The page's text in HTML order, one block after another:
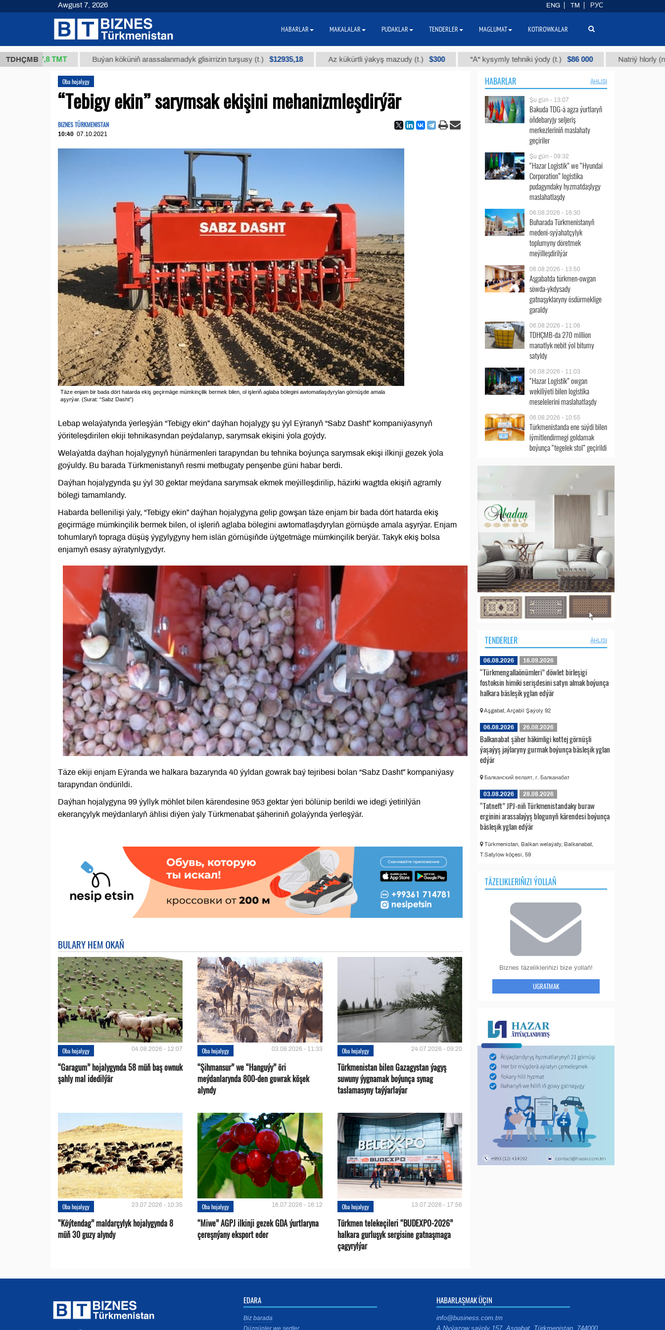
TDHÇMB
37,8 ТМТ Buýan köküniň arassalanmadyk glisirrizin turşusy (t.) $12935,18 Az kükürtli ýakyş mazudy (t.) $300 "А" kysymly tehniki ýody (t.) $86 000 Natriý hlorly (nahar
Oba hojalygy
“Tebigy ekin” sarymsak ekişini mehanizmleşdirýär
BIZNES TÜRKMENISTAN
10:40 07.10.2021
Täze enjam bir bada dört hatarda ekiş geçirmäge mümkinçilik bermek bilen, ol işleriň aglaba bölegini awtomatlaşdyrylan görnüşde amala
aşyrýar. (Surat: “Sabz Dasht”)
Lebap welaýatynda ýerleşýän “Tebigy ekin” daýhan hojalygy şu ýyl Eýranyň “Sabz Dasht” kompaniýasynyň
ýöriteleşdirilen ekiji tehnikasyndan peýdalanyp, sarymsak ekişini ýola goýdy.
Welaýatda daýhan hojalygynyň hünärmenleri tarapyndan bu tehnika boýunça sarymsak ekişi ilkinji gezek ýola
goýuldy. Bu barada Türkmenistanyň resmi metbugaty penşenbe güni habar berdi.
Daýhan hojalygynda şu ýyl 30 gektar meýdana sarymsak ekmek meýilleşdirilip, häzirki wagtda ekişiň agramly
bölegi tamamlandy.
Habarda bellenilişi ýaly, “Tebigy ekin” daýhan hojalygyna gelip gowşan täze enjam bir bada dört hatarda ekiş
geçirmäge mümkinçilik bermek bilen, ol işleriň aglaba bölegini awtomatlaşdyrylan görnüşde amala aşyrýar. Enjam
tohumlaryň topraga düşüş ýygylygyny hem islän görnüşiňde üýtgetmäge mümkinçilik berýär. Takyk ekiş bolsa
enjamyň esasy aýratynlygydyr.
Täze ekiji enjam Eýranda we halkara bazarynda 40 ýyldan gowrak baý tejribesi bolan “Sabz Dasht” kompaniýasy
tarapyndan öndürildi.
Daýhan hojalygyna 99 ýyllyk möhlet bilen kärendesine 953 gektar ýeri bölünip berildi we idegi ýetirilýän
ekerançylyk meýdanlaryň ählisi diýen ýaly Türkmenabat şäheriniň golaýynda ýerleşýär.
BULARY HEM OKAŇ
Oba hojalygy 04.08.2026 - 12:07
“Garagum” hojalygynda 58 müň baş ownuk
şahly mal idedilýär
Oba hojalygy 03.08.2026 - 11:33
“Şihmansur” we “Hanguýy” öri
meýdanlarynda 800-den gowrak köşek
alyndy
Oba hojalygy 24.07.2026 - 09:20
Türkmenistan bilen Gazagystan ýagyş
suwuny ýygnamak boýunça synag
taslamasyny taýýarlaýar
Oba hojalygy 23.07.2026 - 10:35
“Köýtendag” maldarçylyk hojalygynda 8
müň 30 guzy alyndy
Oba hojalygy 16.07.2026 - 16:12
“Miwe” AGPJ ilkinji gezek GDA ýurtlaryna
çereşnýany eksport eder
Oba hojalygy 13.07.2026 - 17:56
Türkmen telekeçileri “BUDEXPO-2026”
halkara gurluşyk sergisine gatnaşmaga
çagyrylýar
HABARLAR ÄHLISI
Şu gün - 13:07
Bakuda TDG-ä agza ýurtlaryň
öňdebaryjy seljeriş
merkezleriniň maslahaty
geçiriler
Şu gün - 09:32
“Hazar Logistik” we “Hyundai
Corporation” logistika
pudagyndaky hyzmatdaşlygy
maslahatlaşdy
06.08.2026 - 16:30
Buharada Türkmenistanyň
medeni-syýahatçylyk
toplumyny döretmek
meýilleşdirilýär
06.08.2026 - 13:50
Aşgabatda türkmen-owgan
söwda-ykdysady
gatnaşyklaryny ösdürmeklige
garaldy
06.08.2026 - 11:06
TDHÇMB-da 270 million
manatlyk nebit ýol bitumy
satyldy
06.08.2026 - 11:03
“Hazar Logistik” owgan
wekiliýeti bilen logistika
meselelerini maslahatlaşdy
06.08.2026 - 10:55
Türkmenistanda ene süýdi bilen
iýmitlendirmegi goldamak
boýunça “tegelek stol” geçirildi
TENDERLER ÄHLISI
06.08.2026 16.09.2026
“Türkmengallaönümleri” döwlet birleşigi
fostoksin himiki serişdesini satyn almak boýunça
halkara bäsleşik yglan edýär
Aşgabat, Arçabil Şaýoly 92
06.08.2026 26.08.2026
Balkanabat şäher häkimligi kottej görnüşli
ýaşaýyş jaýlaryny gurmak boýunça bäsleşik yglan
edýär
Балканский велаят, г. Балканабат
03.08.2026 28.08.2026
“Tatneft” JPJ-niň Türkmenistandaky buraw
erginini arassalaýyş blogunyň kärendesi boýunça
bäsleşik yglan edýär
Türkmenistan, Balkan welaýaty, Balkanabat,
T.Satylow köçesi, 59
TÄZELIKLERIŇIZI ÝOLLAŇ
Biznes täzelikleriňizi bize ýollaň!
UGRATMAK
EDARA
Biz barada
HABARLAŞMAK ÜÇIN
info@business.com.tm
A.Nyýazow şaýoly 157, Aşgabat, Türkmenistan, 744000
Awgust 7, 2026 ENG TM РУС
HABARLAR MAKALALAR PUDAKLAR TENDERLER MAGLUMAT KOTIROWKALAR